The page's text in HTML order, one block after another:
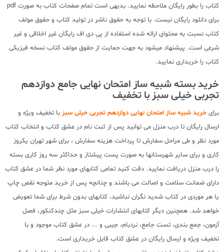
کتاب را بطور رایگان ملاحظه نمایید. بدیهی است تمام صفحات کتاب به صورت pdf
برای دانلود رایگان نیست. با توجه به حقوق ناشر در تولید کتاب و حقوق مولف
کتاب نسبت به محتوای ارائه شده استفاده از پی دی اف رایگان غیر اخلاقی و غیر
شرعی است. پیشنهاد میشود به جهت حمایت از حقوق مولف کتاب نسخه فیزیکی
کتاب را خریداری نمایید.
خرید بسته شبیه ساز امتحان نهایی جامع دوازدهم
تجربی خیلی سبز با تخفیف
برای خرید شبیه ساز امتحان نهایی دوازدهم تجربی خیلی سبز با تخفیف ویژه و
ارسال رایگان تا درب منزل می توانید پس از ثبت نام در عشق کتاب و انتخاب کتاب
مورد نظر و طی مراحل سفارش تا پرداخت هزینه سفارش ، برای شهر تهران یکروز
کاری و برای سایر شهرستانها به صورت پست پیشتاز و حداکثر سه روز کاری بسته
را درب منزل دریافت نمایید. دقت کنید تمامی کتابهای مورد نظر شما در عشق کتاب
دارای ضمانت سلامت و اصالت می باشند و چنانچه پس از خرید متوجه نقص چاپ
یا هر موردی در کتاب شدید نگران نباشید، کتابهای بدون شرط برای شما تعویض
خواهد شد. همچنین دیگر کتابهای انتشارات خیلی سبز مثل چندکنکور، فصل
آزمون، جمع بندی، تست جامع، نردبام، جیبی و ... در عشق کتاب موجود و با
تخفیف ویژه و ارسال رایگان در عشق کتاب قابل خریداری است.